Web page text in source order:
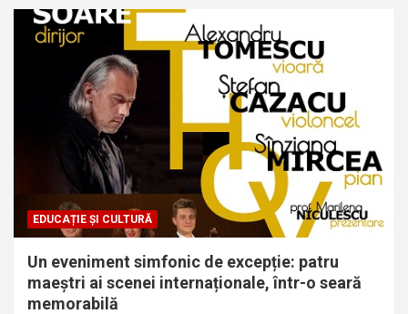
EDUCAȚIE ȘI CULTURĂ
Un eveniment simfonic de excepție: patru
maeștri ai scenei internaționale, într-o seară
memorabilă